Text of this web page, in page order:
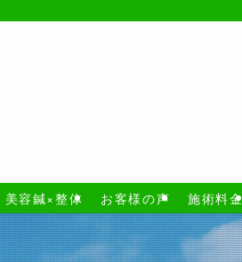
美容鍼×整体 お客様の声 施術料金